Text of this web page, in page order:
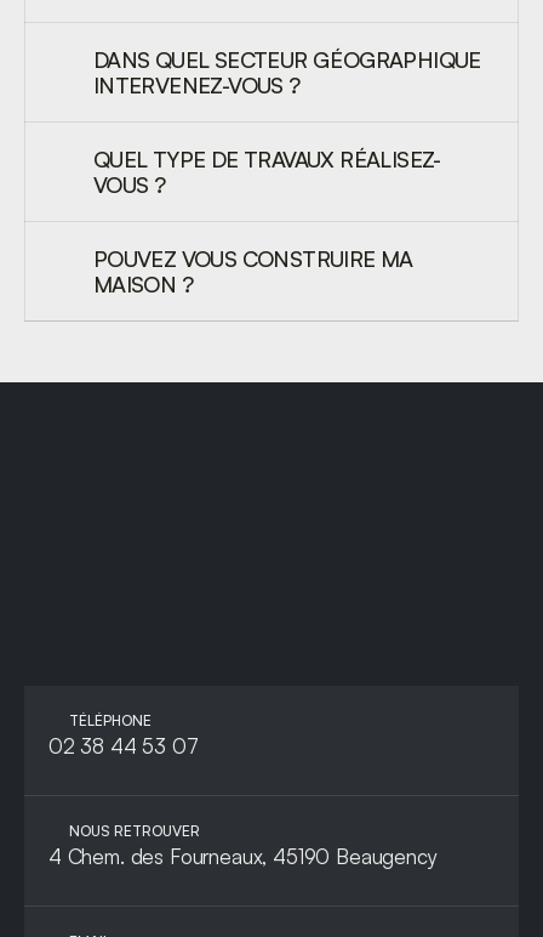
DANS QUEL SECTEUR GÉOGRAPHIQUE
INTERVENEZ-VOUS ?
QUEL TYPE DE TRAVAUX RÉALISEZ-
VOUS ?
POUVEZ VOUS CONSTRUIRE MA
MAISON ?
TÉLÉPHONE
02 38 44 53 07
NOUS RETROUVER
4 Chem. des Fourneaux, 45190 Beaugency